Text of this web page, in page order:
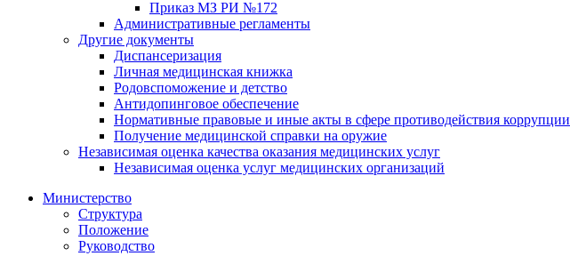
Приказ МЗ РИ №172
Административные регламенты
Другие документы
Диспансеризация
Личная медицинская книжка
Родовспоможение и детство
Антидопинговое обеспечение
Нормативные правовые и иные акты в сфере противодействия коррупции
Получение медицинской справки на оружие
Независимая оценка качества оказания медицинских услуг
Независимая оценка услуг медицинскиx организаций
Министерство
Структура
Положение
Руководство